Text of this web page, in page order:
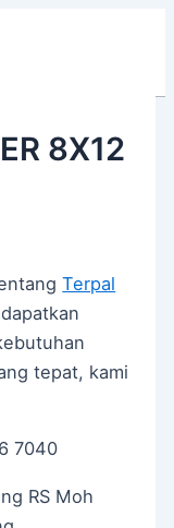
8X12
Terpal
tepat, kami
7040
RS Moh